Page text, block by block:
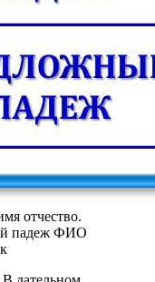
отчество.
падеж ФИО